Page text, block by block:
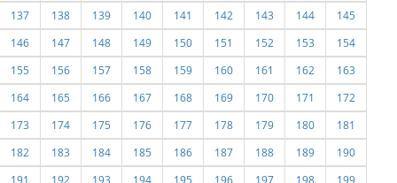
137
138 139 140 141 142 143 144
145
146
147 148 149 150 151 152 153
154
155
156 157 158 159 160 161 162
163
164
165 166 167 168 169 170 171
172
173
174 175 176 177 178 179 180
181
182
183 184 185 186 187 188 189
190
191
192 193 194 195 196 197 198
199